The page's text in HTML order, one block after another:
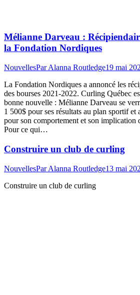
Mélianne Darveau :
la Fondation Nordiques
NouvellesParAlanna Routledge19 mai
La Fondation Nordiques a annoncé les
des bourses 2021-2022. Curling Québec
bonne nouvelle : Mélianne Darveau se
1 500$ pour ses résultats au plan sportif et
pour son comportement et son implication
Pour ce qui…
Construire un club de curling
NouvellesParAlanna Routledge13 mai
Construire un club de curling